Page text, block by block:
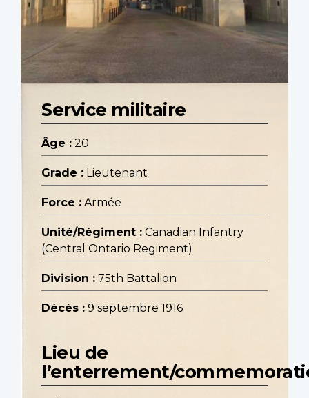
Service militaire
Âge : 20
Grade : Lieutenant
Force : Armée
Unité/Régiment : Canadian Infantry
(Central Ontario Regiment)
Division : 75th Battalion
Décès : 9 septembre 1916
Lieu de
l’enterrement/